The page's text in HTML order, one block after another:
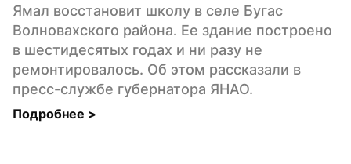
Ямал восстановит школу в селе Бугас
Волновахского района. Ее здание построено
в шестидесятых годах и ни разу не
ремонтировалось. Об этом рассказали в
пресс-службе губернатора ЯНАО.
Подробнее >